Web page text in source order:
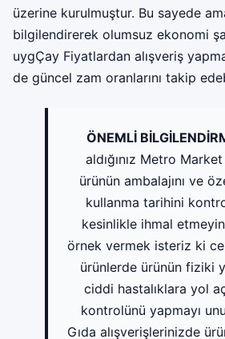
üzerine kurulmuştur. Bu sayede
bilgilendirerek olumsuz ekonomi
uygÇay Fiyatlardan alışveriş
de güncel zam oranlarını takip
ÖNEMLİ
aldığınız Metro
ürünün ambalajını ve
kullanma tarihini
kesinlikle ihmal
örnek vermek isteriz ki
ürünlerde ürünün fiziki
ciddi hastalıklara yol
kontrolünü yapmayı
Gıda alışverişlerinizde